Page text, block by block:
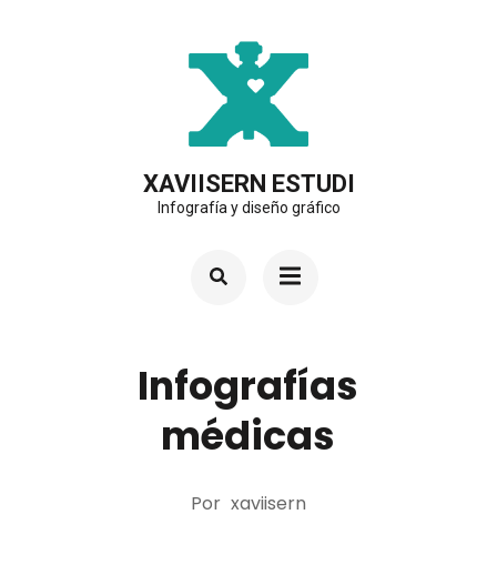
XAVIISERN ESTUDI
Infografía y diseño gráfico
Infografías
médicas
Por xaviisern